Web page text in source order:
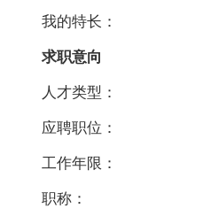
我的特长：
求职意向
人才类型：
应聘职位：
工作年限：
职称：